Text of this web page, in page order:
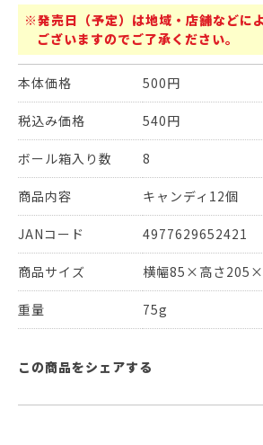
※発売日（予定）は地域・店舗などに
ございますのでご了承ください。
本体価格 500円
税込み価格 540円
ボール箱入り数 8
商品内容 キャンディ12個
JANコード 4977629652421
商品サイズ 横幅85×高さ
重量 75g
この商品をシェアする